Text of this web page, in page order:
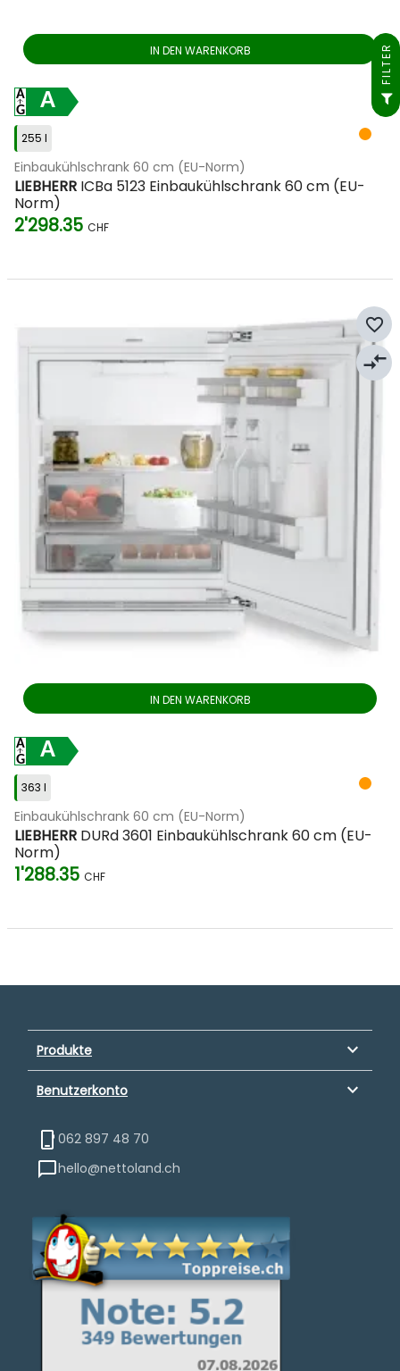
IN DEN WARENKORB
A
255 l
Einbaukühlschrank 60 cm (EU-Norm)
LIEBHERR ICBa 5123 Einbaukühlschrank 60 cm (EU-
Norm)
2'298.35 CHF
IN DEN WARENKORB
A
363 l
Einbaukühlschrank 60 cm (EU-Norm)
LIEBHERR DURd 3601 Einbaukühlschrank 60 cm (EU-
Norm)
1'288.35 CHF
favorite_border
compare_arrows
Produkte keyboard_arrow_down
Benutzerkonto keyboard_arrow_down
062 897 48 70
hello@nettoland.ch
FILTER